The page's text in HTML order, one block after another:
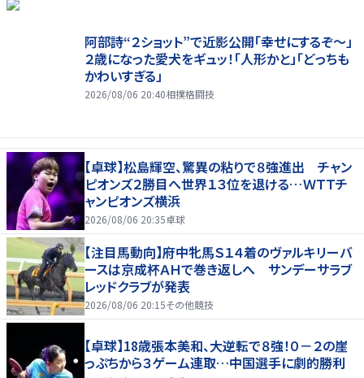
阿部詩“２ショット”で近影公開「幸せにするぞ〜」
２歳になった愛犬をギュッ！「人形かと」「どっちも
かわいすぎる」
2026/08/06 20:40相撲格闘技
【卓球】松島輝空、驚異の粘りで８強進出 チャン
ピオンズ２勝目へ世界１３位を退ける…ＷＴＴチ
ャンピオンズ横浜
2026/08/06 20:35卓球
【注目馬動向】府中牝馬Ｓ１４着のヴァルキリーバ
ースは京成杯ＡＨで巻き返しへ サンデーサラブ
レッドクラブが発表
2026/08/06 20:15その他競技
【卓球】18歳張本美和、大逆転で８強！０－２の崖
っぷちから３ゲーム連取…中国選手に劇的勝利